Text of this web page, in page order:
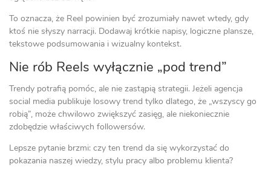
To oznacza, że Reel powinien być zrozumiały nawet wtedy, gdy
ktoś nie słyszy narracji. Dodawaj krótkie napisy, logiczne plansze,
tekstowe podsumowania i wizualny kontekst.
Nie rób Reels wyłącznie „pod trend”
Trendy potrafią pomóc, ale nie zastąpią strategii. Jeżeli agencja
social media publikuje losowy trend tylko dlatego, że „wszyscy go
robią”, może chwilowo zwiększyć zasięg, ale niekoniecznie
zdobędzie właściwych followersów.
Lepsze pytanie brzmi: czy ten trend da się wykorzystać do
pokazania naszej wiedzy, stylu pracy albo problemu klienta?